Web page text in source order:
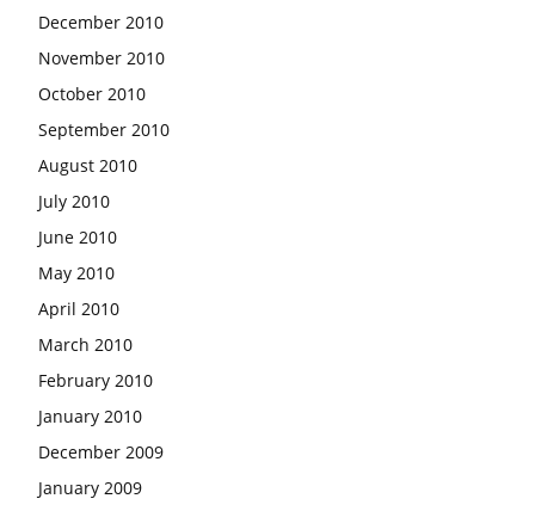
December 2010
November 2010
October 2010
September 2010
August 2010
July 2010
June 2010
May 2010
April 2010
March 2010
February 2010
January 2010
December 2009
January 2009